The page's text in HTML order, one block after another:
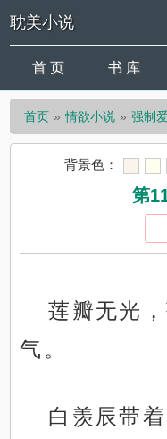
耽美小说
首 页 书 库
首页 情欲小说 强制
背景色：
第
莲瓣无光
气。
白羡辰带